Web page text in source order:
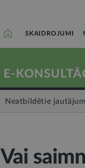
SKAIDROJUMI
E-
Neatbildētie
Vai